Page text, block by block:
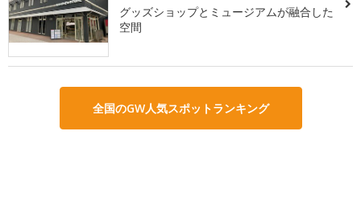
グッズショップとミュージアムが融合した
空間
全国のGW人気スポットランキング